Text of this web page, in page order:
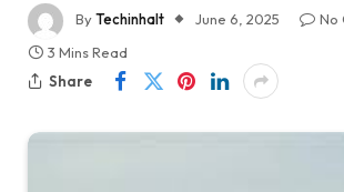
ByTechinhalt June 6, 2025
No
3 Mins Read
Share